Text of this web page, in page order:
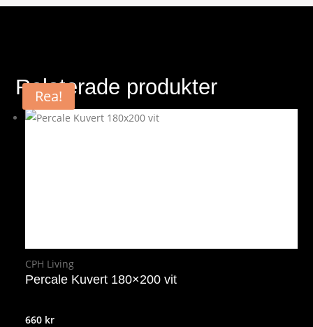
Relaterade produkter
CPH Living
Percale Kuvert 180×200 vit
660 kr
Rea!